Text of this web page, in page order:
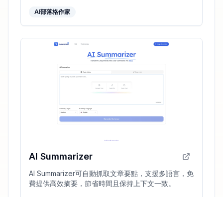
AI部落格作家
AI Summarizer
AI Summarizer可自動抓取文章要點，支援多語言，免
費提供高效摘要，節省時間且保持上下文一致。